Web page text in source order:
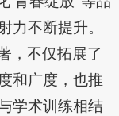
力不断提升。
，不仅拓展了
和广度，也推
学术训练相结